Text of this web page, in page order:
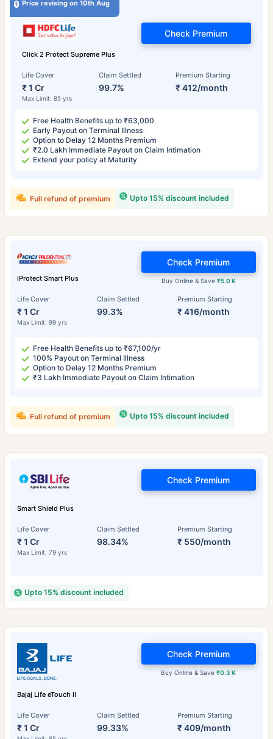
Price revising on 10th Aug
Click 2 Protect Supreme Plus
Life Cover
₹ 1 Cr
Max Limit: 85 yrs
Claim Settled
99.7%
Premium Starting
₹ 412/month
Check Premium
Free Health Benefits up to ₹63,000
Early Payout on Terminal Illness
Option to Delay 12 Months Premium
₹2.0 Lakh Immediate Payout on Claim Intimation
Extend your policy at Maturity
Upto 15% discount included
Full refund of premium
iProtect Smart Plus
Life Cover
₹ 1 Cr
Max Limit: 99 yrs
Claim Settled
99.3%
Premium Starting
₹ 416/month
Buy Online & Save ₹5.0 K
Check Premium
Free Health Benefits up to ₹67,100/yr
100% Payout on Terminal Illness
Option to Delay 12 Months Premium
₹3 Lakh Immediate Payout on Claim Intimation
Upto 15% discount included
Full refund of premium
Smart Shield Plus
Life Cover
₹ 1 Cr
Max Limit: 79 yrs
Claim Settled
98.34%
Premium Starting
₹ 550/month
Check Premium
Upto 15% discount included
Bajaj Life eTouch II
Life Cover
₹ 1 Cr
Claim Settled
99.33%
Premium Starting
₹ 409/month
Buy Online & Save₹0.3 K
Check Premium